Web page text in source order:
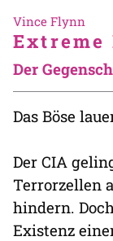
Vince Flynn
Extreme
Der
Das Böse
Der CIA
Terrorzellen
hindern.
Existenz